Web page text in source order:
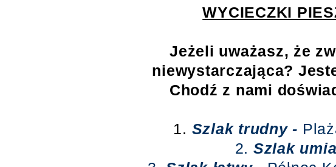
WYCIECZKI
Jeżeli uważasz, że
niewystarczająca?
Chodź z nami
1. Szlak trudny -
2. Szlak